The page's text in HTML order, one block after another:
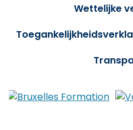
Wettelijke